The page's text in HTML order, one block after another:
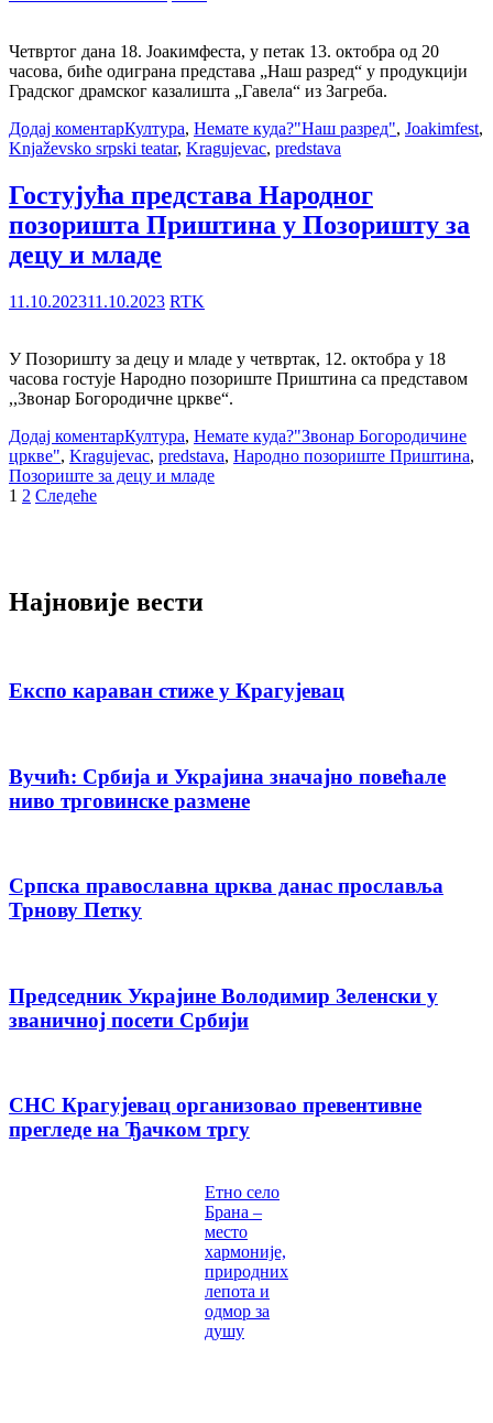
Четвртог дана 18. Јоакимфеста, у петак 13. октобра од 20
часова, биће одиграна представа „Наш разред“ у продукцији
Градског драмског казалишта „Гавела“ из Загреба.
Додај коментарКултура, Немате куда?"Наш разред", Joakimfest,
Knjaževsko srpski teatar, Kragujevac, predstava
Гостујућа представа Народног
позоришта Приштина у Позоришту за
децу и младе
11.10.202311.10.2023 RTK
У Позоришту за децу и младе у четвртак, 12. октобра у 18
часова гостује Народно позориште Приштина са представом
,,Звонар Богородичне цркве“.
Додај коментарКултура, Немате куда?"Звонар Богородичине
цркве", Kragujevac, predstava, Народно позориште Приштина,
Позориште за децу и младе
Пагинација
1 2 Следеће
Најновије вести
Експо караван стиже у Крагујевац
Вучић: Србија и Украјина значајно повећале
ниво трговинске размене
Српска православна црква данас прославља
Трнову Петку
Председник Украјине Володимир Зеленски у
званичној посети Србији
СНС Крагујевац организовао превентивне
прегледе на Ђачком тргу
Етно село
Брана –
место
хармоније,
природних
лепота и
одмор за
душу